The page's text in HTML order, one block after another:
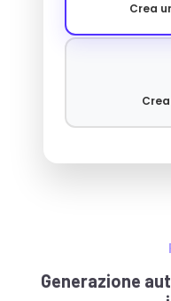
Crea
Generazione